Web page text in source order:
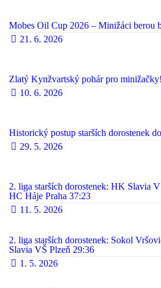
Mobes Oil Cup 2026 – Minižáci berou
21. 6. 2026
Zlatý Kynžvartský pohár pro
10. 6. 2026
Historický postup starších dorostenek
29. 5. 2026
2. liga starších dorostenek: HK Slavia
HC Háje Praha 37:23
11. 5. 2026
2. liga starších dorostenek: Sokol
Slavia VŠ Plzeň 29:36
1. 5. 2026